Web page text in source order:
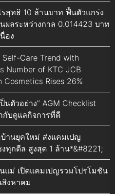
สุทธิ 10 ล้านบาท ฟื้นตัวแกร่ง
ผลระหว่างกาล 0.014423 บาท
อง
Self-Care Trend with
Number of KTC JCB
Cosmetics Rises 26%
นตัวอย่าง” AGM Checklist
กับดูแลกิจการที่ดี
านยุคใหม่ ส่งแคมเปญ
ทุกดีล สูงสุด 1 ล้าน*&#8221;
ม่ เปิดแคมเปญรวมโปรโมชัน
สิงหาคม